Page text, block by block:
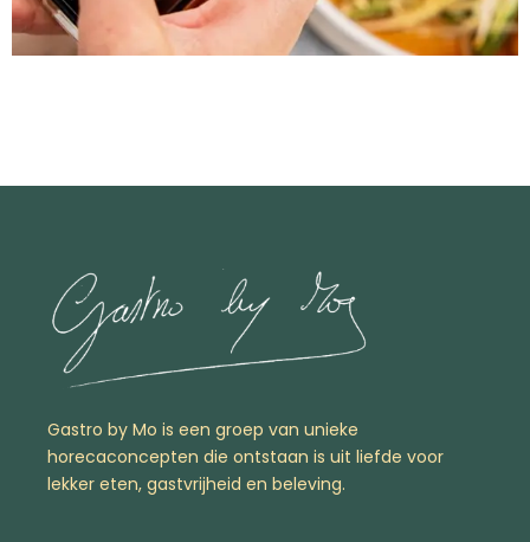
Gastro by Mo is een groep van unieke
horecaconcepten die ontstaan is uit liefde voor
lekker eten, gastvrijheid en beleving.